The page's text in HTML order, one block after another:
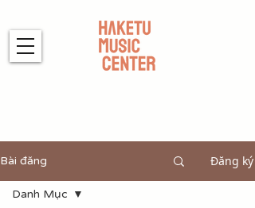
Bài đăng Đăng ký
Danh Mục